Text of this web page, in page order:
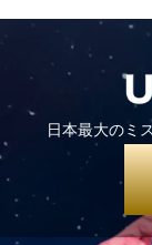
日本最大のミ